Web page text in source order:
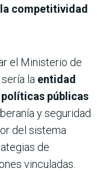
competitividad
el Ministerio de
la entidad
públicas
y seguridad
del sistema
de
vinculadas.